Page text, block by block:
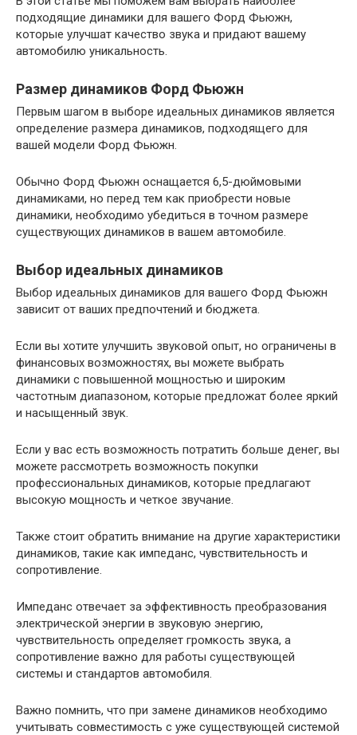
подходящие динамики для вашего Форд Фьюжн,
которые улучшат качество звука и придают вашему
автомобилю уникальность.
Размер динамиков Форд Фьюжн
Первым шагом в выборе идеальных динамиков является
определение размера динамиков, подходящего для
вашей модели Форд Фьюжн.
Обычно Форд Фьюжн оснащается 6,5-дюймовыми
динамиками, но перед тем как приобрести новые
динамики, необходимо убедиться в точном размере
существующих динамиков в вашем автомобиле.
Выбор идеальных динамиков
Выбор идеальных динамиков для вашего Форд Фьюжн
зависит от ваших предпочтений и бюджета.
Если вы хотите улучшить звуковой опыт, но ограничены в
финансовых возможностях, вы можете выбрать
динамики с повышенной мощностью и широким
частотным диапазоном, которые предложат более яркий
и насыщенный звук.
Если у вас есть возможность потратить больше денег, вы
можете рассмотреть возможность покупки
профессиональных динамиков, которые предлагают
высокую мощность и четкое звучание.
Также стоит обратить внимание на другие характеристики
динамиков, такие как импеданс, чувствительность и
сопротивление.
Импеданс отвечает за эффективность преобразования
электрической энергии в звуковую энергию,
чувствительность определяет громкость звука, а
сопротивление важно для работы существующей
системы и стандартов автомобиля.
Важно помнить, что при замене динамиков необходимо
учитывать совместимость с уже существующей системой